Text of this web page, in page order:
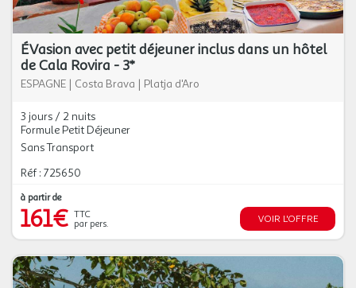
ÉVasion avec petit déjeuner inclus dans un hôtel
de Cala Rovira - 3*
ESPAGNE | Costa Brava | Platja d'Aro
3 jours / 2 nuits
Formule Petit Déjeuner
Sans Transport
Réf : 725650
à partir de
161€ TTC
par pers.
VOIR L'OFFRE